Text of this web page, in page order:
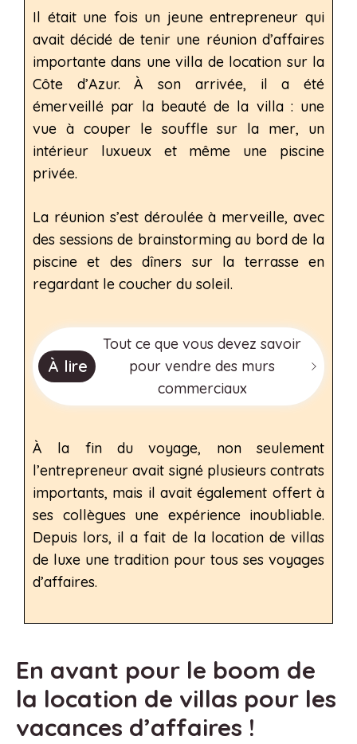
Il était une fois un jeune entrepreneur qui
avait décidé de tenir une réunion d’affaires
importante dans une villa de location sur la
Côte d’Azur. À son arrivée, il a été
émerveillé par la beauté de la villa : une
vue à couper le souffle sur la mer, un
intérieur luxueux et même une piscine
privée.
La réunion s’est déroulée à merveille, avec
des sessions de brainstorming au bord de la
piscine et des dîners sur la terrasse en
regardant le coucher du soleil.
À lire
Tout ce que vous devez savoir
pour vendre des murs
commerciaux
À la fin du voyage, non seulement
l’entrepreneur avait signé plusieurs contrats
importants, mais il avait également offert à
ses collègues une expérience inoubliable.
Depuis lors, il a fait de la location de villas
de luxe une tradition pour tous ses voyages
d’affaires.
En avant pour le boom de
la location de villas pour les
vacances d’affaires !